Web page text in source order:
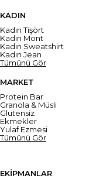
KADIN
Kadın Tişört
Kadın Mont
Kadın Sweatshirt
Kadın Jean
Tümünü Gör
MARKET
Protein Bar
Granola & Müsli
Glutensiz
Ekmekler
Yulaf Ezmesi
Tümünü Gör
EKİPMANLAR